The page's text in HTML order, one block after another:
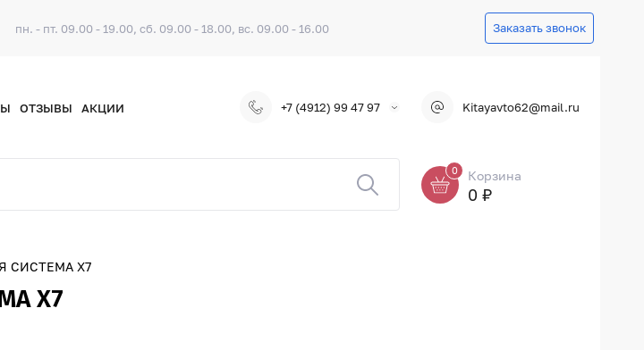
пн. - пт. 09.00 - 19.00, сб. 09.00 - 18.00, вс. 09.00 - 16.00 Заказать звонок
ОТЗЫВЫ АКЦИИ +7 (4912) 99 47 97 Kitayavto62@mail.ru
0 Корзина
0 ₽
СИСТЕМА X7
X7